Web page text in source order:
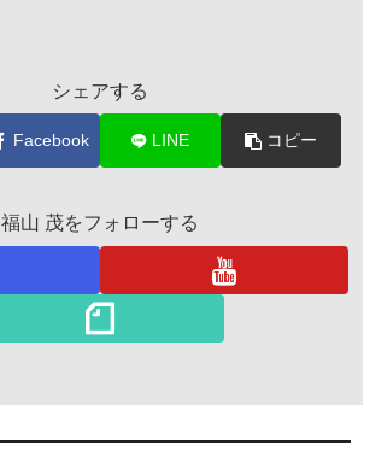
シェアする
Facebook LINE コピー
福山 茂をフォローする